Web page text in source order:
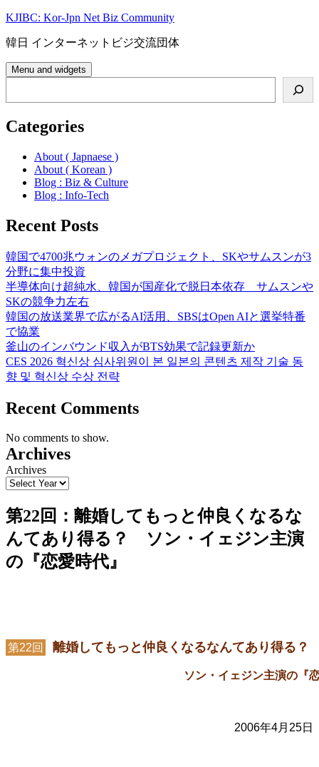
Skip
content
KJIBC: Kor-Jpn Net Biz Community
韓日 インターネットビジ交流団体
Menu and widgets
Categories
About ( Japnaese )
About ( Korean )
Blog : Biz & Culture
Blog : Info-Tech
Recent Posts
韓国で4700兆ウォンのメガプロジェクト、SKやサムスンが3
分野に集中投資
半導体向け超純水、韓国が国産化で脱日本依存 サムスンや
SKの競争力左右
韓国の放送業界で広がるAI活用、SBSはOpen AIと選挙特番
で協業
釜山のインバウンド収入がBTS効果で記録更新か
CES 2026 혁신상 심사위원이 본 일본의 콘텐츠 제작 기술 동
향 및 혁신상 수상 전략
Recent Comments
No comments to show.
Archives
Archives
第22回：離婚してもっと仲良くなるな
んてあり得る？ ソン・イェジン主演
の『恋愛時代』
第22回 離婚してもっと仲良くなるなんてあり得る？
ソン・イェジン主演の『
2006年4月25日